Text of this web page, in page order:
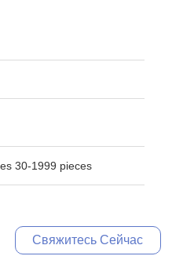
30-1999 pieces
Свяжитесь Сейчас